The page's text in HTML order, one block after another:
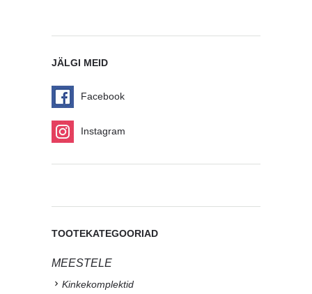
JÄLGI MEID
Facebook
Instagram
TOOTEKATEGOORIAD
MEESTELE
Kinkekomplektid